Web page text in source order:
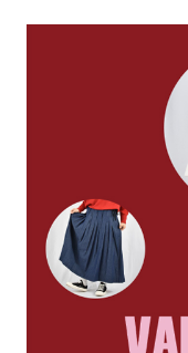
FRENCH Bleu